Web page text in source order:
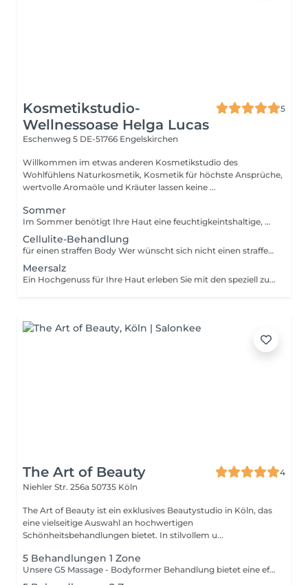
Kosmetikstudio-
Wellnessoase Helga Lucas
5
Eschenweg 5 DE-51766 Engelskirchen
Willkommen im etwas anderen Kosmetikstudio des
Wohlfühlens Naturkosmetik, Kosmetik für höchste Ansprüche,
wertvolle Aromaöle und Kräuter lassen keine ...
Sommer
Im Sommer benötigt Ihre Haut eine feuchtigkeintshaltige, beruhigende und schützende Pflege für ein frisches Aussehen. Auch störende Haare werden schonend entfernt.
Cellulite-Behandlung
für einen straffen Body Wer wünscht sich nicht einen straffen Body? Dazu verhilft eine gezielte Cellulitebehandlung mit entschlackenden und straffenden Wirkstoffen. Unterstützt wird die Behandlung mit einem speziellen Kräutertee oder Edelsteinwasser. Eine Kuranwendung ist empfehlenswert.
Meersalz
Ein Hochgenuss für Ihre Haut erleben Sie mit den speziell zubereiteten Peelings.
The Art of Beauty
4
Niehler Str. 256a 50735 Köln
The Art of Beauty ist ein exklusives Beautystudio in Köln, das
eine vielseitige Auswahl an hochwertigen
Schönheitsbehandlungen bietet. In stilvollem u...
5 Behandlungen 1 Zone
Unsere G5 Massage - Bodyformer Behandlung bietet eine effektive Methode zur Körperformung und Hautstraffung. Diese mechanische Massage stimuliert die tieferen Hautschichten und fördert die Durchblutung, was zur Reduktion von Cellulite und Fettansammlungen beiträgt. Die Behandlung zielt darauf ab, das Gewebe zu straffen und den Körper zu konturieren, indem Fettdepots aufgelockert und abgebaut werden. Ideal für diejenigen, die eine straffere Silhouette und glattere Haut an Bauch, Beinen, Po oder Oberarmen wünschen.